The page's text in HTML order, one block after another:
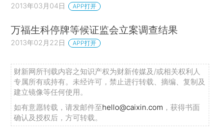
2013年03月04日 APP打开
万福生科停牌等候证监会立案调查结果
2013年02月22日 APP打开
财新网所刊载内容之知识产权为财新传媒及/或相关权利人
专属所有或持有。未经许可，禁止进行转载、摘编、复制及
建立镜像等任何使用。
如有意愿转载，请发邮件至hello@caixin.com ，获得书面
确认及授权后，方可转载。